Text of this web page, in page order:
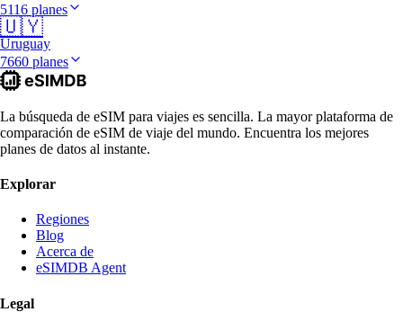
5116 planes
🇺🇾
Uruguay
7660 planes
La búsqueda de eSIM para viajes es sencilla. La mayor plataforma de
comparación de eSIM de viaje del mundo. Encuentra los mejores
planes de datos al instante.
Explorar
Regiones
Blog
Acerca de
eSIMDB Agent
Legal